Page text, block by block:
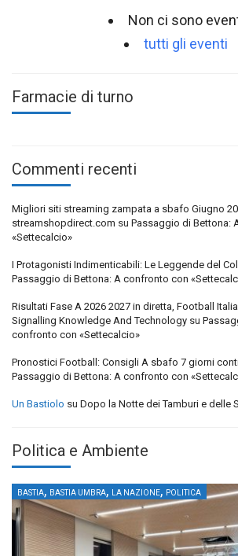
Non ci sono
tutti gli eventi
Farmacie di turno
Commenti recenti
Migliori siti streaming zampata a sbafo Giugno
streamshopdirect.com su Passaggio di Bettona:
«Settecalcio»
I Protagonisti Indimenticabili: Le Leggende del
Passaggio di Bettona: A confronto con
Risultati Fase A 2026 2027 in diretta, Football
Signalling Knowledge And Technology su
confronto con «Settecalcio»
Pronostici Football: Consigli A sbafo 7 giorni
Passaggio di Bettona: A confronto con
Un Bastiolo su Dopo la Notte dei Tamburi e delle
Politica e Ambiente
BASTIA, BASTIA UMBRA, LA NAZIONE, POLITICA